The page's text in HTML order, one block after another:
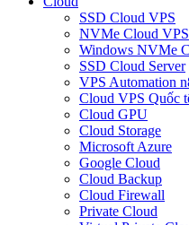
SSD Cloud VPS
NVMe Cloud VPS
Windows NVMe
SSD Cloud Server
VPS Automation
Cloud VPS Quốc
Cloud GPU
Cloud Storage
Microsoft Azure
Google Cloud
Cloud Backup
Cloud Firewall
Private Cloud